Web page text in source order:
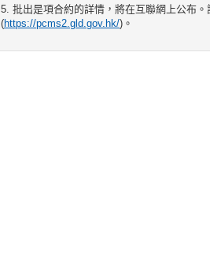
5. 批出是項合約的詳情，將在互聯網上公布。
(https://pcms2.gld.gov.hk/)。